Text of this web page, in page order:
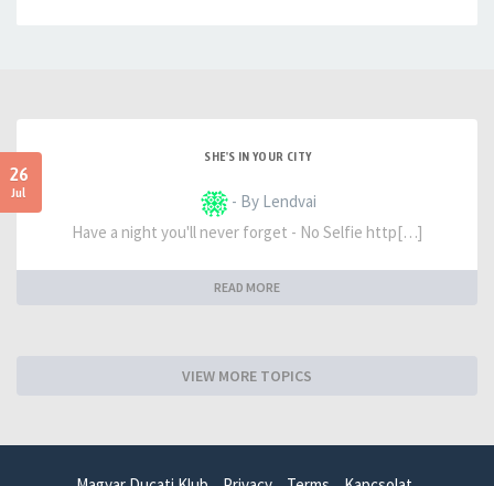
26
Jul
SHE'S IN YOUR CITY
- By Lendvai
Have a night you'll never forget - No Selfie http[…]
READ MORE
VIEW MORE TOPICS